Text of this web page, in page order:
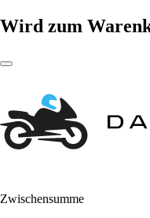
Wird zum
Zwischensumme